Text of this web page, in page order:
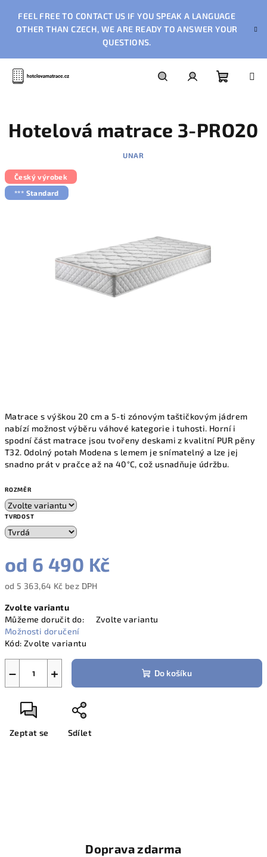
obsah
FEEL FREE TO CONTACT US IF YOU SPEAK A LANGUAGE
OTHER THAN CZECH, WE ARE READY TO ANSWER YOUR
QUESTIONS.
košík
Matrace s výškou 20 cm a 5-ti zónovým taštičkovým jádrem
nabízí možnost výběru váhové kategorie i tuhosti. Horní i
spodní část matrace jsou tvořeny deskami z kvalitní PUR pěny
T32. Odolný potah Modena s lemem je snímatelný a lze jej
snadno prát v pračce až na 40°C, což usnadňuje údržbu.
ROZMĚR
TVRDOST
od 6 490 Kč
od 5 363,64 Kč bez DPH
cena:
Zvolte variantu
Můžeme doručit do:
Zvolte variantu
Možnosti doručení
Kód: Zvolte variantu
+
− Do košíku
Zeptat se Sdílet
Hotelová matrace 3-PRO20
UNAR
Český výrobek
*** Standard
Doprava zdarma